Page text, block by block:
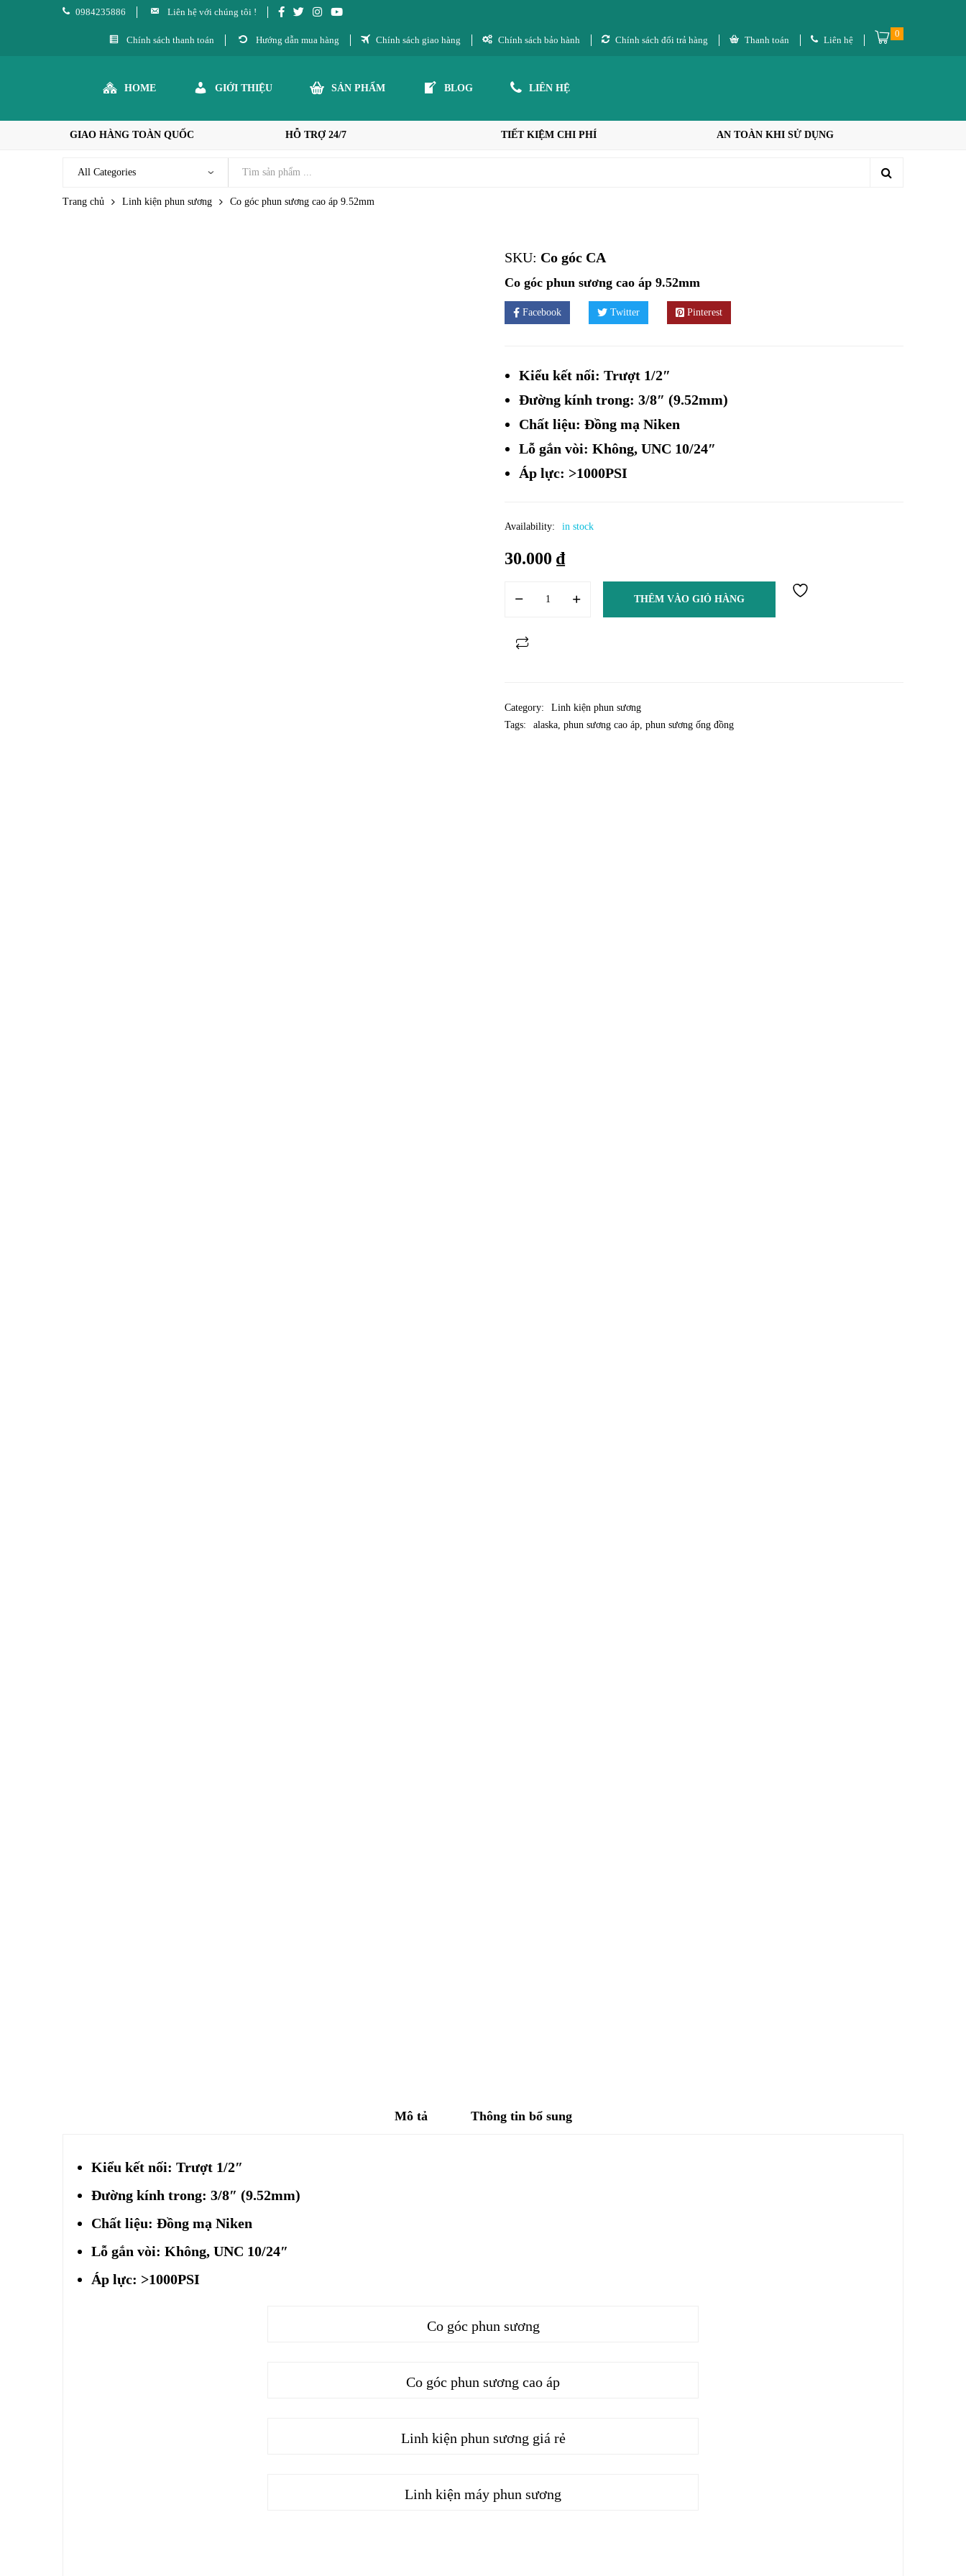
0984235886 Liên hệ với chúng tôi !
Chính sách thanh toán Hướng dẫn mua hàng Chính sách giao hàng Chính sách bảo hành Chính sách đổi trả hàng Thanh toán Liên hệ
0
HOME GIỚI THIỆU SẢN PHẨM BLOG LIÊN HỆ
GIAO HÀNG TOÀN QUỐC HỖ TRỢ 24/7 TIẾT KIỆM CHI PHÍ AN TOÀN KHI SỬ DỤNG
Trang chủ Linh kiện phun sương Co góc phun sương cao áp 9.52mm
SKU: Co góc CA
Co góc phun sương cao áp 9.52mm
Facebook Twitter Pinterest
Kiểu kết nối: Trượt 1/2″
Đường kính trong: 3/8″ (9.52mm)
Chất liệu: Đồng mạ Niken
Lỗ gắn vòi: Không, UNC 10/24″
Áp lực: >1000PSI
Availability: in stock
30.000 ₫
THÊM VÀO GIỎ HÀNG
Category:
Linh kiện phun sương
Tags:
alaska, phun sương cao áp, phun sương ống đồng
Mô tả Thông tin bổ sung
Kiểu kết nối: Trượt 1/2″
Đường kính trong: 3/8″ (9.52mm)
Chất liệu: Đồng mạ Niken
Lỗ gắn vòi: Không, UNC 10/24″
Áp lực: >1000PSI
Co góc phun sương
Co góc phun sương cao áp
Linh kiện phun sương giá rẻ
Linh kiện máy phun sương